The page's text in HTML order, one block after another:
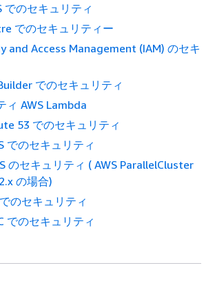
でのセキュリティ
でのセキュリティー
and Access Management (IAM) のセキ
でのセキュリティ
ィ AWS Lambda
53 でのセキュリティ
でのセキュリティ
のセキュリティ ( AWS ParallelCluster
の場合)
のセキュリティ
でのセキュリティ